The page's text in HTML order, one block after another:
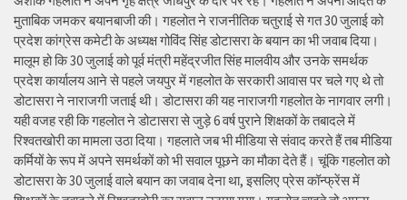
मुताबिक जमकर बयानबाजी की। गहलोत ने राजनीतिक चतुराई से गत 30 जुलाई को
प्रदेश कांग्रेस कमेटी के अध्यक्ष गोविंद सिंह डोटासरा के बयान का भी जवाब दिया।
मालूम हो कि 30 जुलाई को पूर्व मंत्री महेंद्रजीत सिंह मालवीय और उनके समर्थक
प्रदेश कार्यालय आने से पहले जयपुर में गहलोत के सरकारी आवास पर चले गए थे तो
डोटासरा ने नाराजगी जताई थी। डोटासरा की यह नाराजगी गहलोत के नागवार लगी।
यही वजह रही कि गहलोत ने डोटासरा से जुड़े 6 वर्ष पुराने शिक्षकों के तबादले में
रिश्वतखोरी का मामला उठा दिया। गहलाते जब भी मीडिया से संवाद करते हैं तब मीडिया
कर्मियों के रूप में अपने समर्थकों को भी सवाल पूछने का मौका देते हैं। चूंकि गहलोत को
डोटासरा के 30 जुलाई वाले बयान का जवाब देना था, इसलिए प्रेस कॉन्फ्रेंस में